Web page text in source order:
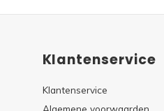
Klantenservice
Klantenservice
Algemene voorwaarden